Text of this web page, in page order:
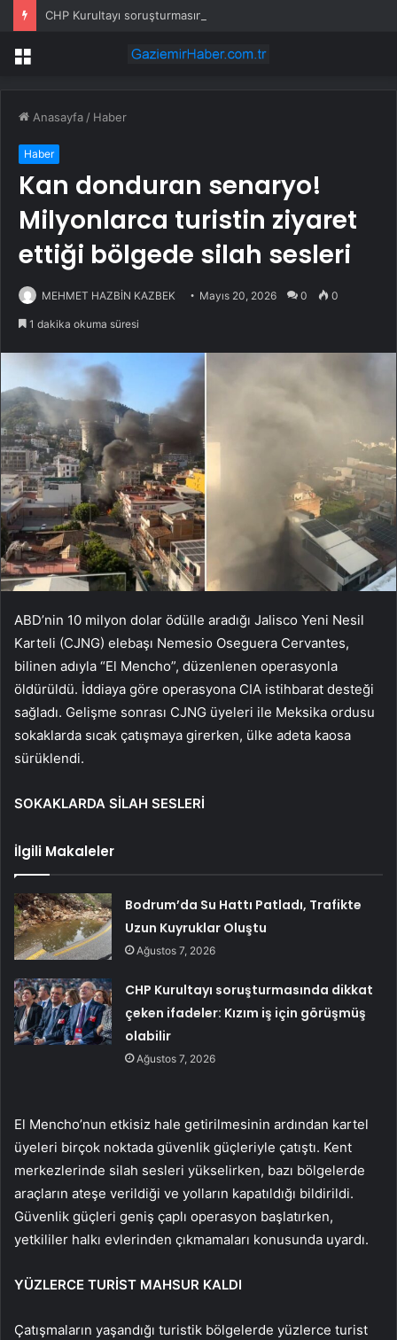
Menü
Anasayfa / Haber
Haber
Kan donduran senaryo!
Milyonlarca turistin ziyaret
ettiği bölgede silah sesleri
MEHMET HAZBİN KAZBEK Mayıs 20, 2026 0 0
1 dakika okuma süresi
ABD’nin 10 milyon dolar ödülle aradığı Jalisco Yeni Nesil
Karteli (CJNG) elebaşı Nemesio Oseguera Cervantes,
bilinen adıyla “El Mencho”, düzenlenen operasyonla
öldürüldü. İddiaya göre operasyona CIA istihbarat desteği
sağladı. Gelişme sonrası CJNG üyeleri ile Meksika ordusu
sokaklarda sıcak çatışmaya girerken, ülke adeta kaosa
sürüklendi.
SOKAKLARDA SİLAH SESLERİ
İlgili Makaleler
Bodrum’da Su Hattı Patladı, Trafikte
Uzun Kuyruklar Oluştu
Ağustos 7, 2026
CHP Kurultayı soruşturmasında dikkat
çeken ifadeler: Kızım iş için görüşmüş
olabilir
Ağustos 7, 2026
El Mencho’nun etkisiz hale getirilmesinin ardından kartel
üyeleri birçok noktada güvenlik güçleriyle çatıştı. Kent
merkezlerinde silah sesleri yükselirken, bazı bölgelerde
araçların ateşe verildiği ve yolların kapatıldığı bildirildi.
Güvenlik güçleri geniş çaplı operasyon başlatırken,
yetkililer halkı evlerinden çıkmamaları konusunda uyardı.
YÜZLERCE TURİST MAHSUR KALDI
Çatışmaların yaşandığı turistik bölgelerde yüzlerce turist